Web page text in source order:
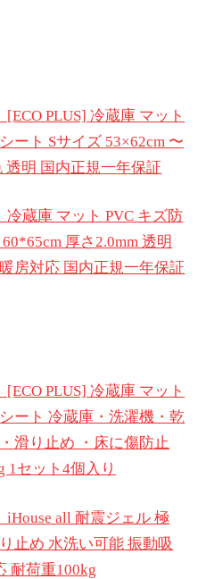
PLUS] 冷蔵庫 マット
ート Sサイズ 53×62cm 〜
透明 国内正規一年保証
蔵庫 マット PVC キズ防
厚さ2.0mm 透明
房対応 国内正規一年保証
PLUS] 冷蔵庫 マット
ート 冷蔵庫・洗濯機・乾
滑り止め ・床に傷防止
1セット4個入り
all 耐震ジェル 極
止め 水洗い可能 振動吸
耐荷重100kg